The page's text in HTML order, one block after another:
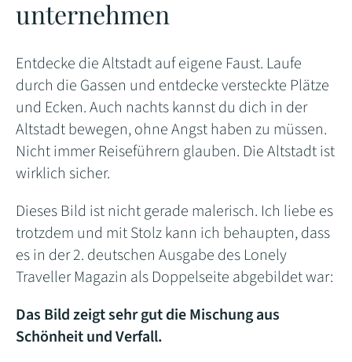
unternehmen
Entdecke die Altstadt auf eigene Faust. Laufe
durch die Gassen und entdecke versteckte Plätze
und Ecken. Auch nachts kannst du dich in der
Altstadt bewegen, ohne Angst haben zu müssen.
Nicht immer Reiseführern glauben. Die Altstadt ist
wirklich sicher.
Dieses Bild ist nicht gerade malerisch. Ich liebe es
trotzdem und mit Stolz kann ich behaupten, dass
es in der 2. deutschen Ausgabe des Lonely
Traveller Magazin als Doppelseite abgebildet war:
Das Bild zeigt sehr gut die Mischung aus
Schönheit und Verfall.